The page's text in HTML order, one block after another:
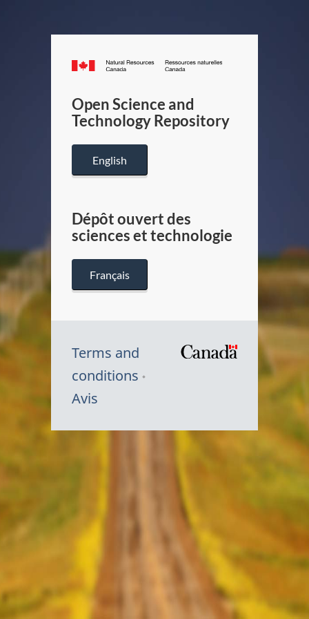
Canada.ca
/
Canada
Open Science and
Technology Repository
English
Dépôt ouvert des
sciences et technologie
Français
Terms and
conditions
Avis
Symbole
Canada